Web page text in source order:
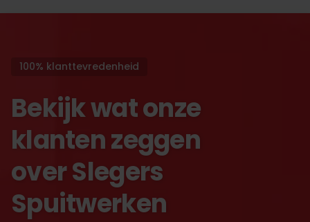
100% klanttevredenheid
Bekijk wat onze
klanten zeggen
over Slegers
Spuitwerken